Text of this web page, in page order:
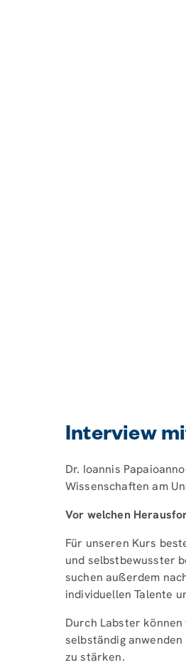
Interview
Dr. Ioannis
Wissenschaften am
Vor welchen
Für unseren Kurs
und selbstbewusster
suchen außerdem
individuellen Talente
Durch Labster
selbständig
zu stärken.